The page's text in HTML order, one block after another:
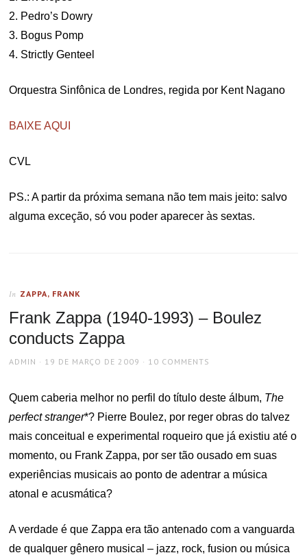
2. Pedro’s Dowry
3. Bogus Pomp
4. Strictly Genteel
Orquestra Sinfônica de Londres, regida por Kent Nagano
BAIXE AQUI
CVL
PS.: A partir da próxima semana não tem mais jeito: salvo
alguma exceção, só vou poder aparecer às sextas.
In ZAPPA, FRANK
Frank Zappa (1940-1993) – Boulez
conducts Zappa
AUTHOR
ADMIN
POSTED
19 DE MARÇO DE 2009 10 COMMENTS
Quem caberia melhor no perfil do título deste álbum, The
perfect stranger*? Pierre Boulez, por reger obras do talvez
mais conceitual e experimental roqueiro que já existiu até o
momento, ou Frank Zappa, por ser tão ousado em suas
experiências musicais ao ponto de adentrar a música
atonal e acusmática?
A verdade é que Zappa era tão antenado com a vanguarda
de qualquer gênero musical – jazz, rock, fusion ou música